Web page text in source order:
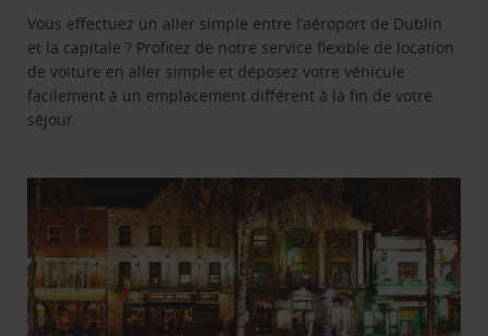
Vous effectuez un aller simple entre l’aéroport de Dublin
et la capitale ? Profitez de notre service flexible de location
de voiture en aller simple et déposez votre véhicule
facilement à un emplacement différent à la fin de votre
séjour.